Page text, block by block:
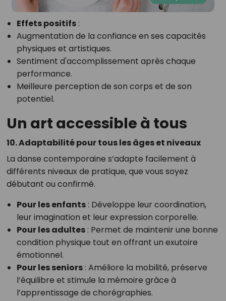
Effets positifs:
Augmentation de la confiance en ses capacités
physiques et artistiques.
Sentiment d'accomplissement après chaque
performance.
Meilleure perception de son corps et de son
potentiel.
Un art accessible à tous
10. Adaptabilité pour tous les âges et niveaux
La danse contemporaine s’adapte facilement à
différents niveaux de pratique, que vous soyez
débutant ou confirmé.
Pour les enfants: Développe leur coordination,
leur imagination et leur expression corporelle.
Pour les adultes: Permet de maintenir une bonne
condition physique tout en offrant un exutoire
émotionnel.
Pour les seniors: Améliore la mobilité, préserve
l’équilibre et stimule la mémoire grâce à
l’apprentissage de chorégraphies.